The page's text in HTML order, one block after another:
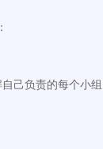
己负责的每个